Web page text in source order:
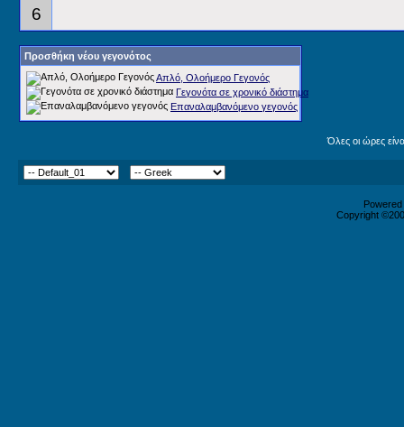
6
Προσθήκη νέου γεγονότος
Απλό, Ολοήμερο Γεγονός
Γεγονότα σε χρονικό διάστημα
Επαναλαμβανόμενο γεγονός
Όλες οι ώρες
Copyright